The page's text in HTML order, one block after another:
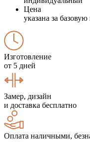
Цена
указана за
Изготовление
от 5 дней
Замер, дизайн
и доставка бесплатно
Оплата наличными,